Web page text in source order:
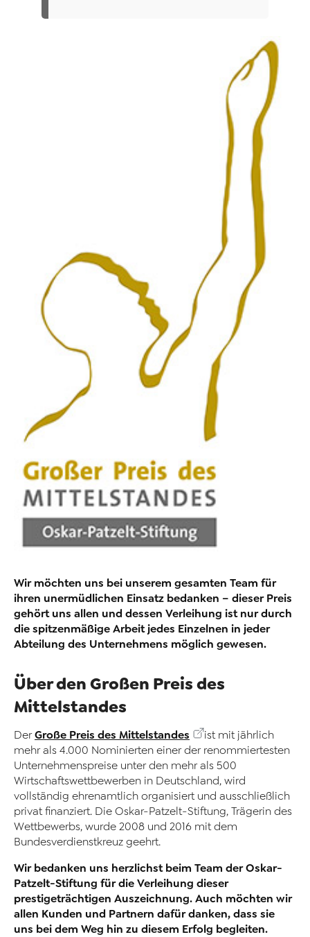
Wir möchten uns bei unserem gesamten Team für
ihren unermüdlichen Einsatz bedanken – dieser Preis
gehört uns allen und dessen Verleihung ist nur durch
die spitzenmäßige Arbeit jedes Einzelnen in jeder
Abteilung des Unternehmens möglich gewesen.
Über den Großen Preis des
Mittelstandes
DerGroße Preis des Mittelstandes
ist mit jährlich
mehr als 4.000 Nominierten einer der renommiertesten
Unternehmenspreise unter den mehr als 500
Wirtschaftswettbewerben in Deutschland, wird
vollständig ehrenamtlich organisiert und ausschließlich
privat finanziert. Die Oskar-Patzelt-Stiftung, Trägerin des
Wettbewerbs, wurde 2008 und 2016 mit dem
Bundesverdienstkreuz geehrt.
Wir bedanken uns herzlichst beim Team der Oskar-
Patzelt-Stiftung für die Verleihung dieser
prestigeträchtigen Auszeichnung. Auch möchten wir
allen Kunden und Partnern dafür danken, dass sie
uns bei dem Weg hin zu diesem Erfolg begleiten.